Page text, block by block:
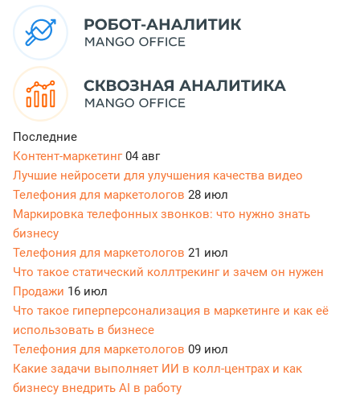
Последние
Контент-маркетинг04 авг
Лучшие нейросети для улучшения качества видео
Телефония для маркетологов 28 июл
Маркировка телефонных звонков: что нужно знать
бизнесу
Телефония для маркетологов 21 июл
Что такое статический коллтрекинг и зачем он нужен
Продажи 16 июл
Что такое гиперперсонализация в маркетинге и как её
использовать в бизнесе
Телефония для маркетологов 09 июл
Какие задачи выполняет ИИ в колл-центрах и как
бизнесу внедрить AI в работу